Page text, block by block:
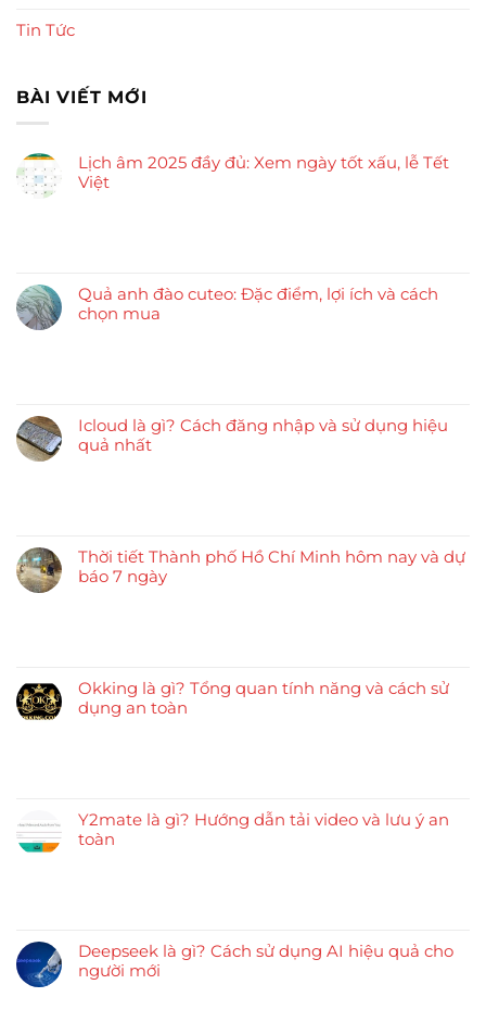
Tin Tức
BÀI VIẾT MỚI
Lịch âm 2025 đầy đủ: Xem ngày tốt xấu, lễ Tết
Việt
Quả anh đào cuteo: Đặc điểm, lợi ích và cách
chọn mua
Icloud là gì? Cách đăng nhập và sử dụng hiệu
quả nhất
Thời tiết Thành phố Hồ Chí Minh hôm nay và dự
báo 7 ngày
Okking là gì? Tổng quan tính năng và cách sử
dụng an toàn
Y2mate là gì? Hướng dẫn tải video và lưu ý an
toàn
Deepseek là gì? Cách sử dụng AI hiệu quả cho
người mới